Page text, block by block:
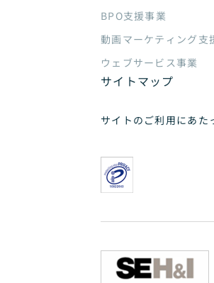
BPO支援事業
動画マーケティング支
ウェブサービス事業
サイトマップ
サイトのご利用にあた